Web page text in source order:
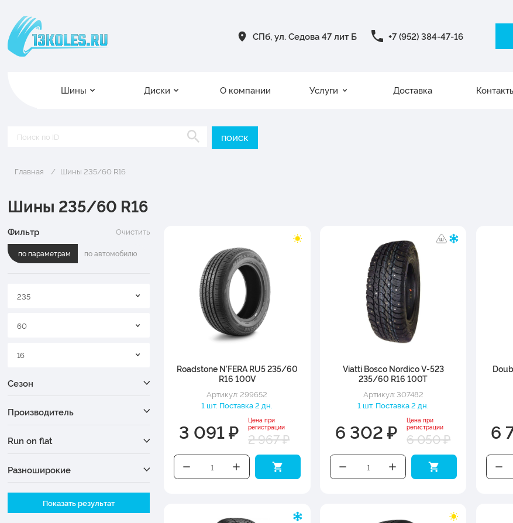
СПб, ул. Седова 47 лит Б +7 (952) 384-47-16
Шины Диски О компании Услуги Доставка
Главная Шины 235/60 R16
Шины 235/60 R16
Фильтр Очистить
по параметрам по автомобилю
235
60
16
Сезон
Производитель
Run on flat
Разноширокие
Ширина
Показать результат
Roadstone N'FERA RU5 235/60
R16 100V
Артикул: 299652
1 шт. Поставка 2 дн.
3 091 ₽
Цена при
регистрации
2 967 ₽
Viatti Bosco Nordico V-523
235/60 R16 100T
Артикул: 307482
1 шт. Поставка 2 дн.
6 302 ₽
Цена при
регистрации
6 050 ₽ 6